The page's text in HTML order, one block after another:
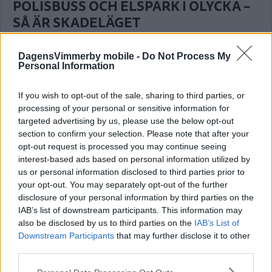
DagensVimmerby mobile - Do Not Process My
Personal Information
If you wish to opt-out of the sale, sharing to third parties, or
processing of your personal or sensitive information for
targeted advertising by us, please use the below opt-out
section to confirm your selection. Please note that after your
opt-out request is processed you may continue seeing
interest-based ads based on personal information utilized by
us or personal information disclosed to third parties prior to
your opt-out. You may separately opt-out of the further
disclosure of your personal information by third parties on the
IAB’s list of downstream participants. This information may
also be disclosed by us to third parties on the IAB’s List of
Downstream Participants that may further disclose it to other
Please note that this website/app uses one or more Google
POLISBUSS OCH ELSPARK I OLYCKA –
SÅ ÄR SKADELÄGET
Olyckan har inträffat i Nybro.
Annons:
SMÅLAND: PERSON HITTAD DÖD I SJÖ
BLÅLJUS 02 augusti 2026 18.10
Inte hittat något efter larm om röklukt